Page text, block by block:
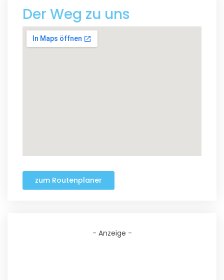
Der Weg zu uns
zum Routenplaner
- Anzeige -